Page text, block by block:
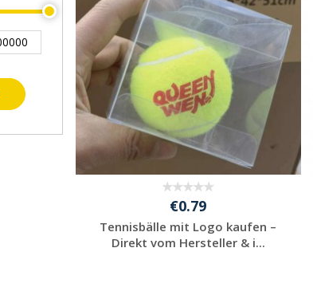
€0.79
Tennisbälle mit Logo kaufen –
Direkt vom Hersteller & i...